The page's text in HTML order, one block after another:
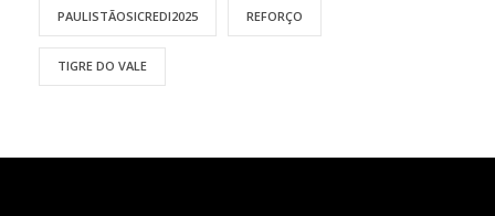
PAULISTÃOSICREDI2025 REFORÇO
TIGRE DO VALE